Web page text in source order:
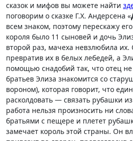
сказок и мифов вы можете найти
поговорим о сказке Г.Х. Андерсена «
всем знаком, поэтому перескажу
короля было 11 сыновей и дочь
второй раз, мачеха невзлюбила
превратив их в белых лебедей, а
помощью снадобий так, что отец
братьев Элиза знакомится со
вороном), которая говорит, что
расколдовать — связать рубашки
работа нельзя произносить ни
братьями с пещере и плетет
замечает король этой страны. Он